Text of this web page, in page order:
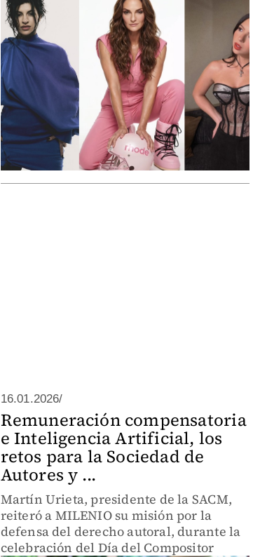
16.01.2026/
Remuneración compensatoria
e Inteligencia Artificial, los
retos para la Sociedad de
Autores y ...
Martín Urieta, presidente de la SACM,
reiteró a MILENIO su misión por la
defensa del derecho autoral, durante la
celebración del Día del Compositor